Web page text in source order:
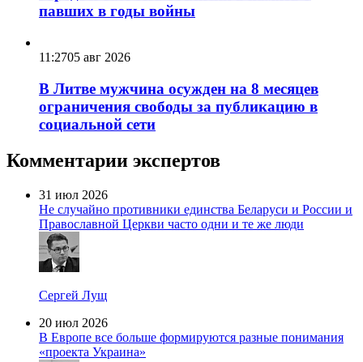
павших в годы войны
11:2705 авг 2026
В Литве мужчина осужден на 8 месяцев
ограничения свободы за публикацию в
социальной сети
Комментарии экспертов
31 июл 2026
Не случайно противники единства Беларуси и России и
Православной Церкви часто одни и те же люди
Сергей Лущ
20 июл 2026
В Европе все больше формируются разные понимания
«проекта Украина»